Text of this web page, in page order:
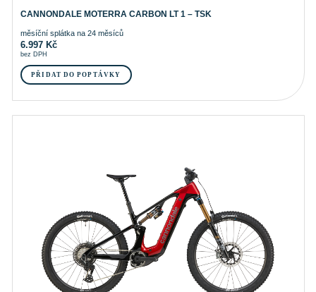
CANNONDALE MOTERRA CARBON LT 1 – TSK
měsíční splátka na 24 měsíců
6.997 Kč
bez DPH
PŘIDAT DO POPTÁVKY